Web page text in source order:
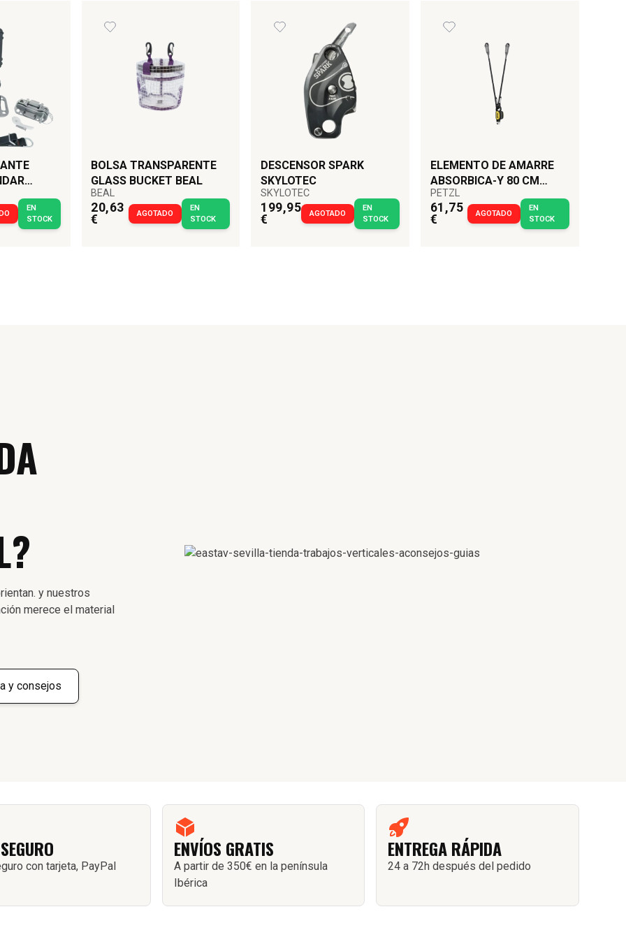
EN
STOCK
BOLSA TRANSPARENTE
GLASS BUCKET BEAL
BEAL
20,63
€
AGOTADO
EN
STOCK
DESCENSOR SPARK
SKYLOTEC
SKYLOTEC
199,95
€
AGOTADO
EN
STOCK
ELEMENTO DE AMARRE
ABSORBICA-Y 80 CM
PETZL
PETZL
61,75
€
AGOTADO
EN
STOCK
y nuestros
merece el material
y consejos
con tarjeta, PayPal
ENVÍOS GRATIS
A partir de 350€ en la península
Ibérica
ENTREGA RÁPIDA
24 a 72h después del pedido